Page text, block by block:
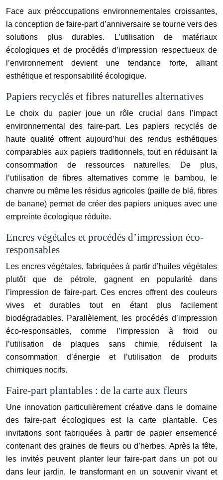
Face aux préoccupations environnementales croissantes,
la conception de faire-part d’anniversaire se tourne vers des
solutions plus durables. L’utilisation de matériaux
écologiques et de procédés d’impression respectueux de
l’environnement devient une tendance forte, alliant
esthétique et responsabilité écologique.
Papiers recyclés et fibres naturelles alternatives
Le choix du papier joue un rôle crucial dans l’impact
environnemental des faire-part. Les papiers recyclés de
haute qualité offrent aujourd’hui des rendus esthétiques
comparables aux papiers traditionnels, tout en réduisant la
consommation de ressources naturelles. De plus,
l’utilisation de fibres alternatives comme le bambou, le
chanvre ou même les résidus agricoles (paille de blé, fibres
de banane) permet de créer des papiers uniques avec une
empreinte écologique réduite.
Encres végétales et procédés d’impression éco-
responsables
Les encres végétales, fabriquées à partir d’huiles végétales
plutôt que de pétrole, gagnent en popularité dans
l’impression de faire-part. Ces encres offrent des couleurs
vives et durables tout en étant plus facilement
biodégradables. Parallèlement, les procédés d’impression
éco-responsables, comme l’impression à froid ou
l’utilisation de plaques sans chimie, réduisent la
consommation d’énergie et l’utilisation de produits
chimiques nocifs.
Faire-part plantables : de la carte aux fleurs
Une innovation particulièrement créative dans le domaine
des faire-part écologiques est la carte plantable. Ces
invitations sont fabriquées à partir de papier ensemencé
contenant des graines de fleurs ou d’herbes. Après la fête,
les invités peuvent planter leur faire-part dans un pot ou
dans leur jardin, le transformant en un souvenir vivant et